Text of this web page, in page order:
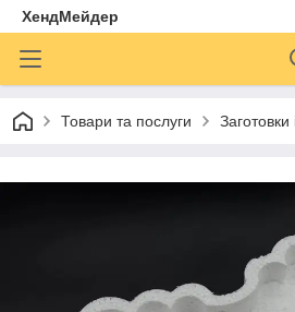
ХендМейдер
Товари та послуги Заготовки